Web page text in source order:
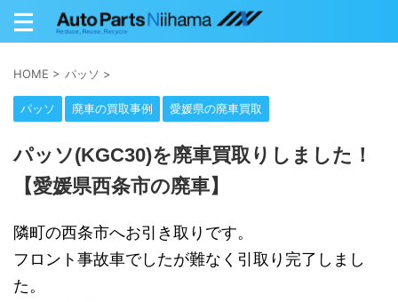
HOME > パッソ >
パッソ 廃車の買取事例 愛媛県の廃車買取
パッソ(KGC30)を廃車買取りしました！
【愛媛県西条市の廃車】
隣町の西条市へお引き取りです。
フロント事故車でしたが難なく引取り完了しまし
た。